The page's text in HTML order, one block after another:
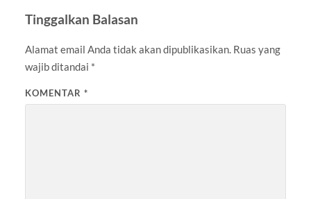
Tinggalkan Balasan
Alamat email Anda tidak akan dipublikasikan. Ruas yang
wajib ditandai *
KOMENTAR *